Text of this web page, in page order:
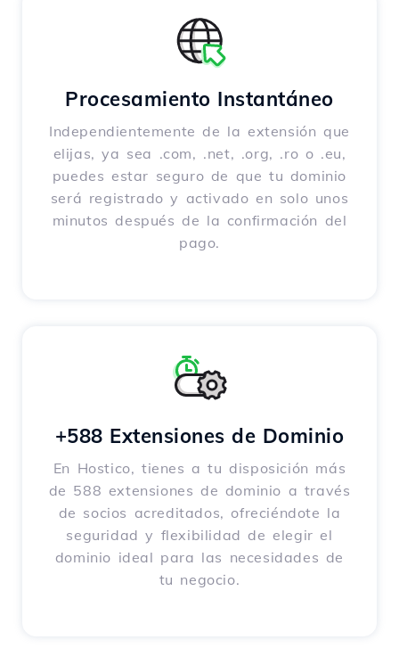
Procesamiento Instantáneo
Independientemente de la extensión que
elijas, ya sea .com, .net, .org, .ro o .eu,
puedes estar seguro de que tu dominio
será registrado y activado en solo unos
minutos después de la confirmación del
pago.
+588 Extensiones de Dominio
En Hostico, tienes a tu disposición más
de 588 extensiones de dominio a través
de socios acreditados, ofreciéndote la
seguridad y flexibilidad de elegir el
dominio ideal para las necesidades de
tu negocio.